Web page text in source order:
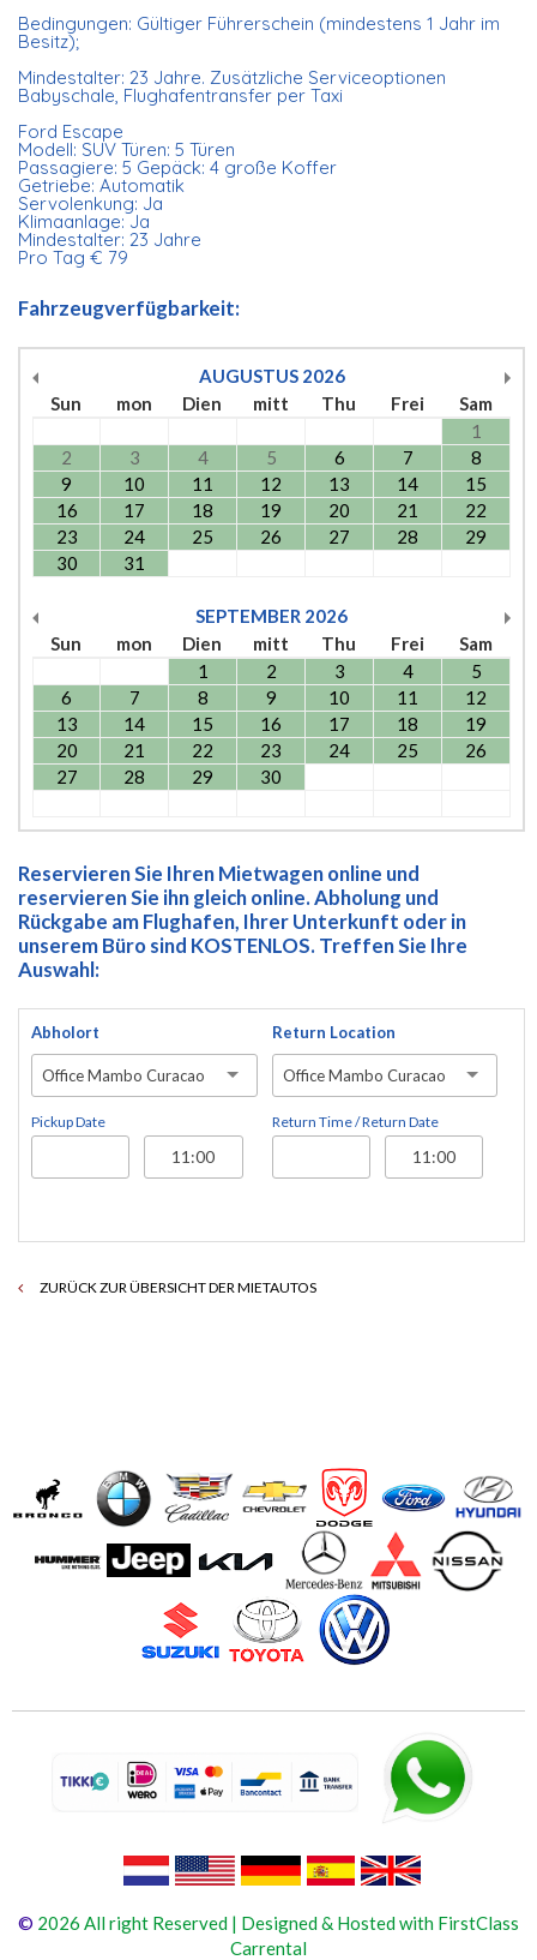
Bedingungen: Gültiger Führerschein (mindestens 1 Jahr im
Besitz);
Mindestalter: 23 Jahre. Zusätzliche Serviceoptionen
Babyschale, Flughafentransfer per Taxi
Ford Escape
Modell: SUV Türen: 5 Türen
Passagiere: 5 Gepäck: 4 große Koffer
Getriebe: Automatik
Servolenkung: Ja
Klimaanlage: Ja
Mindestalter: 23 Jahre
Pro Tag € 79
Fahrzeugverfügbarkeit:
AUGUSTUS 2026
Sun
mon Dien mitt Thu Frei
Sam
1
2
3 4 5 6 7
8
9
10 11 12 13 14
15
16
17 18 19 20 21
22
23
24 25 26 27 28
29
30
31
SEPTEMBER 2026
Sun
mon Dien mitt Thu Frei
Sam
1
2 3 4
5
6
7 8 9 10 11
12
13
14 15 16 17 18
19
20
21 22 23 24 25
26
27
28 29 30
Reservieren Sie Ihren Mietwagen online und
reservieren Sie ihn gleich online. Abholung und
Rückgabe am Flughafen, Ihrer Unterkunft oder in
unserem Büro sind KOSTENLOS. Treffen Sie Ihre
Auswahl:
Abholort
Office Mambo Curacao
Pickup Date
Return Location
Office Mambo Curacao
Return Time / Return Date
ZURÜCK ZUR ÜBERSICHT DER MIETAUTOS
© 2026 All right Reserved | Designed & Hosted with FirstClass
Carrental